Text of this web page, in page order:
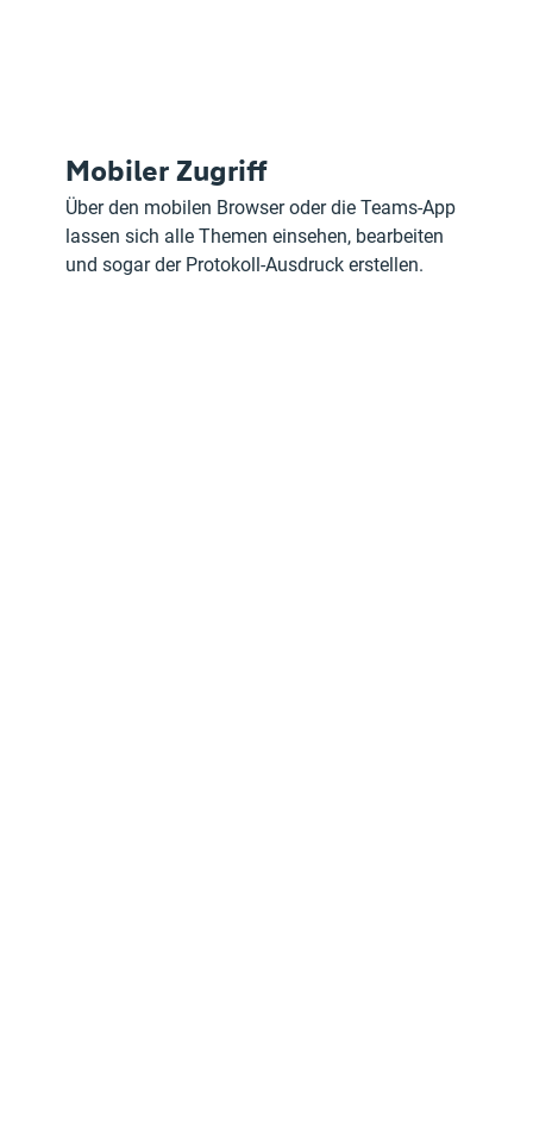
Mobiler Zugriff
Über den mobilen Browser oder die Teams-App
lassen sich alle Themen einsehen, bearbeiten
und sogar der Protokoll-Ausdruck erstellen.